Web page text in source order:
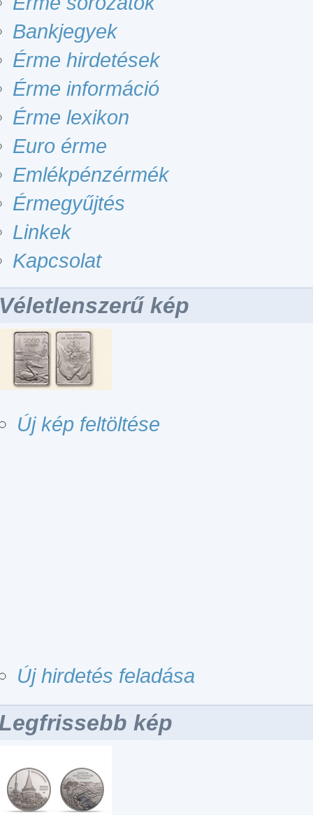
Bankjegyek
Érme hirdetések
Érme információ
Érme lexikon
Euro érme
Emlékpénzérmék
Érmegyűjtés
Linkek
Kapcsolat
kép
Új kép feltöltése
Új hirdetés feladása
kép